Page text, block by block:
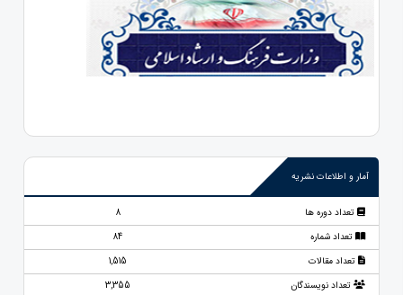
آمار و اطلاعات نشریه
تعداد دوره ها
8
تعداد شماره
84
تعداد مقالات
1,515
تعداد نویسندگان
3,355